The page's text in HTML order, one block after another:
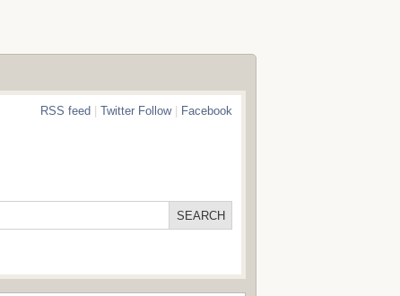
RSS feed Twitter Follow| Facebook